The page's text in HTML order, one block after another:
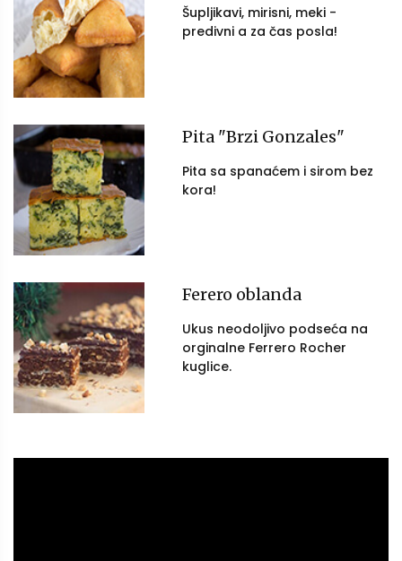
Šupljikavi, mirisni, meki -
predivni a za čas posla!
Pita "Brzi Gonzales"
Pita sa spanaćem i sirom bez
kora!
Ferero oblanda
Ukus neodoljivo podseća na
orginalne Ferrero Rocher
kuglice.